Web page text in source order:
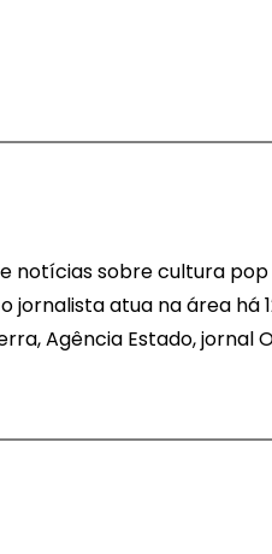
notícias sobre cultura
atua na área há
Agência Estado, jornal